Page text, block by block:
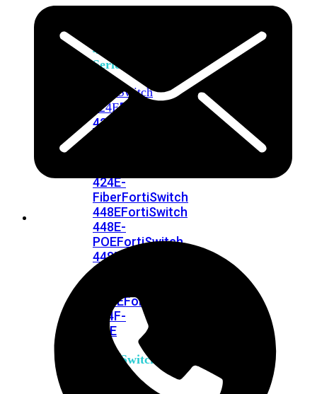
400
Series
FortiSwitch
424EFortiSwitch
424E-
424E-
FiberFortiSwitch
448EFortiSwitch
448E-
POEFortiSwitch
448E-
FPOE
FPOEFortiSwitchRugged
424F-
POE
FortiSwitch